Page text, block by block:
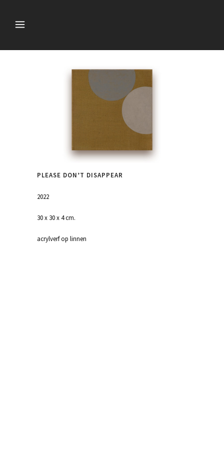
PLEASE DON’T DISAPPEAR
2022
30 x 30 x 4 cm.
acrylverf op linnen